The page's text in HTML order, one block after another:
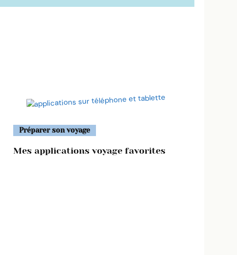
Préparer son voyage
Mes applications voyage favorites